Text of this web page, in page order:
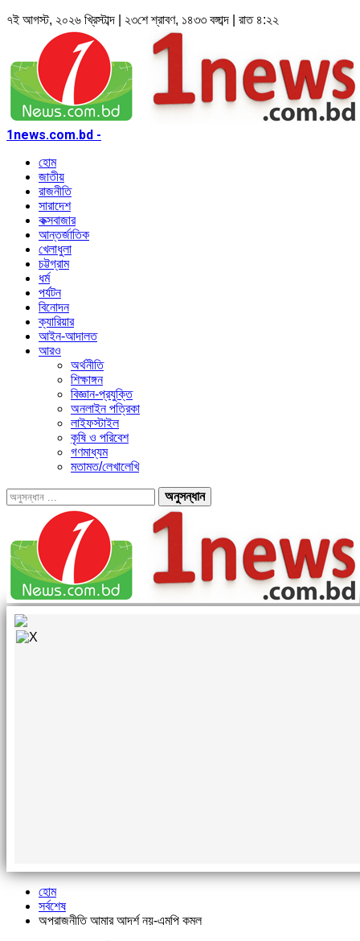
৭ই আগস্ট, ২০২৬ খ্রিস্টাব্দ | ২৩শে শ্রাবণ, ১৪৩৩ বঙ্গাব্দ | রাত ৪:২২
1news.com.bd -
হোম
জাতীয়
রাজনীতি
সারাদেশ
কক্সবাজার
আন্তর্জাতিক
খেলাধুলা
চট্টগ্রাম
ধর্ম
পর্যটন
বিনোদন
ক্যারিয়ার
আইন-আদালত
আরও
অর্থনীতি
শিক্ষাঙ্গন
বিজ্ঞান-প্রযুক্তি
অনলাইন পত্রিকা
লাইফস্টাইল
কৃষি ও পরিবেশ
গণমাধ্যম
মতামত/লেখালেখি
হোম
সর্বশেষ
অপরাজনীতি আমার আদর্শ নয়-এমপি কমল